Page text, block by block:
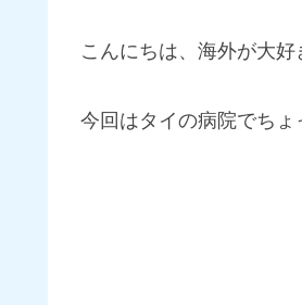
こんにちは、海外が大好
今回はタイの病院でちょ